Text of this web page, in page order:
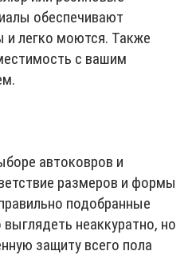
обеспечивают
и легко моются. Также
с вашим
автоковров и
размеров и формы
подобранные
неаккуратно, но
защиту всего пола